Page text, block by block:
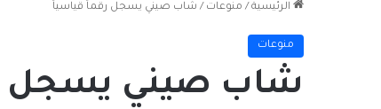
الرئيسية / منوعات / شاب صيني يسجل رقماً قياسياً
منوعات
شاب صيني يسجل